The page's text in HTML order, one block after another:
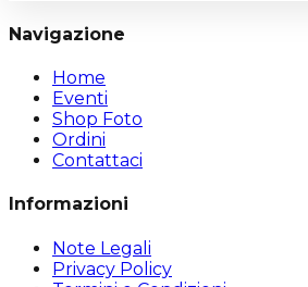
Navigazione
Home
Eventi
Shop Foto
Ordini
Contattaci
Informazioni
Note Legali
Privacy Policy